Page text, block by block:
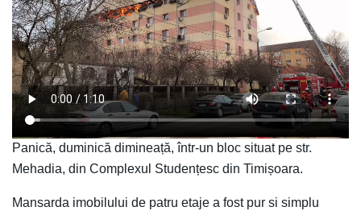
Panică, duminică dimineață, într-un bloc situat pe str.
Mehadia, din Complexul Studențesc din Timișoara.
Mansarda imobilului de patru etaje a fost pur si simplu